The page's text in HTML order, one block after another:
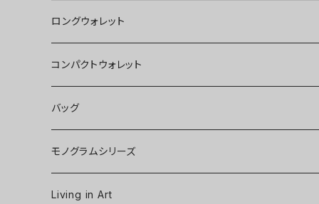
ロングウォレット
コンパクトウォレット
バッグ
モノグラムシリーズ
Living in Art